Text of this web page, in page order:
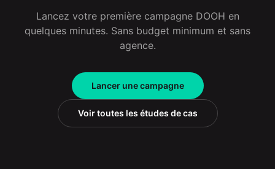
Lancez votre première campagne DOOH en
quelques minutes. Sans budget minimum et sans
agence.
Lancer une campagne
Voir toutes les études de cas